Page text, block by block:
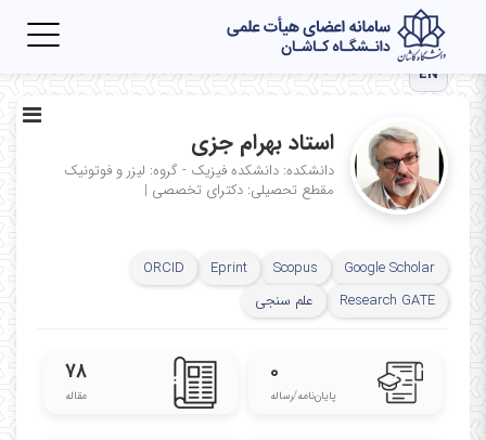
EN
استاد بهرام جزی
دانشکده: دانشکده فیزیک - گروه: لیزر و فوتونیک
مقطع تحصیلی: دکترای تخصصی |
Google Scholar
Scopus
Eprint
ORCID
Research GATE
علم سنجی
۰
پایان‌نامه‌/رساله
۷۸
مقاله